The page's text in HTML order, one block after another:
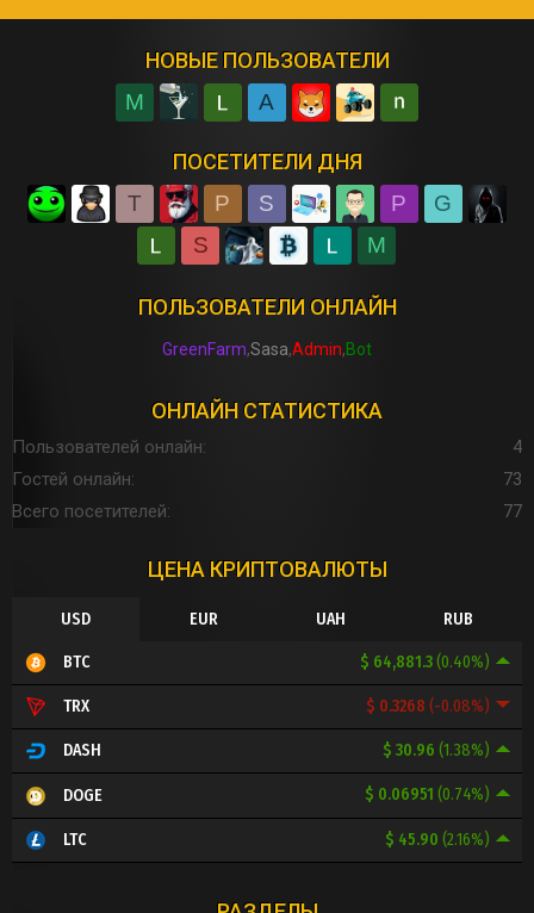
НОВЫЕ ПОЛЬЗОВАТЕЛИ
M A
ПОСЕТИТЕЛИ ДНЯ
T P S P
G
S
M
ПОЛЬЗОВАТЕЛИ ОНЛАЙН
GreenFarm Sasa Admin Bot
ОНЛАЙН СТАТИСТИКА
Пользователей онлайн
4
Гостей онлайн
73
Всего посетителей
77
ЦЕНА КРИПТОВАЛЮТЫ
USD EUR UAH RUB
$ 64,881.3(0.40%)
BTC
$ 0.3268 (-0.08%)
TRX
$ 30.96 (1.38%)
DASH
$ 0.06951 (0.74%)
DOGE
$ 45.90 (2.16%)
LTC